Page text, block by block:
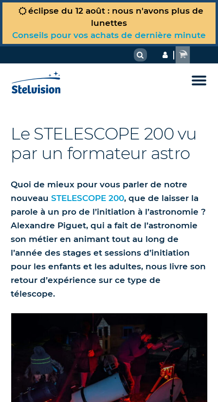
éclipse du 12 août : nous n'avons plus de
lunettes
Conseils pour vos achats de dernière minute
Observer le ciel
À voir actuellement dans le ciel
Guide d'observation Télescope
Randonnées célestes
Matériel & techniques
Comment choisir son télescope ou sa
l’astronomie ?
Simulateur de télescope Stelvision
Réglages et astuces
Photographier et dessiner le ciel
Dossiers astro
La Lune et le Soleil
Dans les étoiles et au-delà
Phénomènes célestes
Science et exploration spatiale
Le coin des enfants
La Boutique
Spécial Soleil et éclipse du 12 août
2026
du ciel
Nos télescopes et accessoires
Nos jumelles pour l'astronomie
Le STELESCOPE 200 vu
par un formateur astro
Quoi de mieux pour vous parler de notre
nouveauSTELESCOPE 200, que de laisser la
parole à un pro de l’initiation à l’astronomie ?
Alexandre Piguet, qui a fait de l’astronomie
son métier en animant tout au long de
l’année des stages et sessions d’initiation
pour les enfants et les adultes, nous livre son
retour d’expérience sur ce type de
télescope.